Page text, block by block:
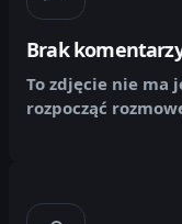
Brak
To zdjęcie nie ma
rozpocząć